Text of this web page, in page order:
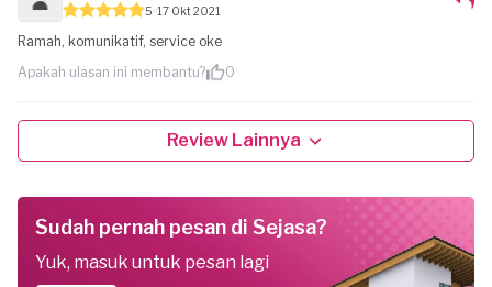
5 17 Okt 2021
Ramah, komunikatif, service oke
Apakah ulasan ini membantu?
0
Review Lainnya
Sudah pernah pesan di Sejasa?
Yuk, masuk untuk pesan lagi